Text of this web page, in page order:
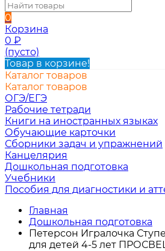
0
Корзина
0 ₽
(пусто)
Товар в корзине!
Каталог товаров
Каталог товаров
ОГЭ/ЕГЭ
Рабочие тетради
Книги на иностранных языках
Обучающие карточки
Сборники задач и упражнений
Канцелярия
Дошкольная подготовка
Учебники
Пособия для диагностики и
Главная
Дошкольная подготовка
Петерсон Игралочка
для детей 4-5 лет